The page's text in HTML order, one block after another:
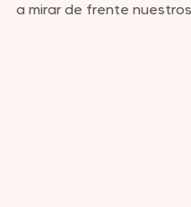
a mirar de frente